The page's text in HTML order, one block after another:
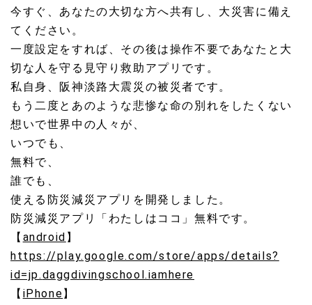
今すぐ、あなたの大切な方へ共有し、大災害に備え
てください。
一度設定をすれば、 その後は操作不要であなたと大
切な人を守る見守り救助アプリです 。
私自身、阪神淡路大震災の被災者です。
もう二度とあのような悲惨な命の別れをしたくない
想いで世界中の 人々が、
いつでも、
無料で、
誰でも、
使える防災減災アプリを開発しました。
防災減災アプリ「わたしはココ」無料です。
【 android 】
https://play.google.com/store/apps/details?
id=jp.daggdivingschool.iamhere
【 iPhone】